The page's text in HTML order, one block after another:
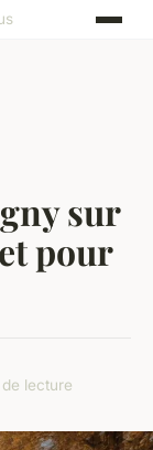
sur
pour
de lecture